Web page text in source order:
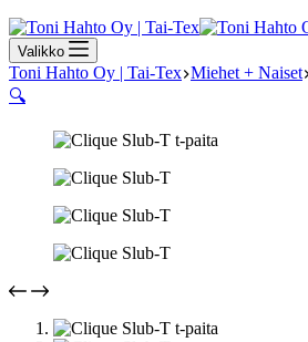
Valikko
Toni Hahto Oy | Tai-Tex Miehet + Naiset
🔍